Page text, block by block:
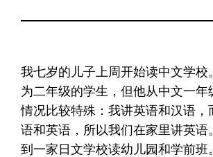
我七岁的儿子上周开始读中文学校
为二年级的学生，但他从中文一年
情况比较特殊：我讲英语和汉语，
语和英语，所以我们在家里讲英语
到一家日文学校读幼儿园和学前班